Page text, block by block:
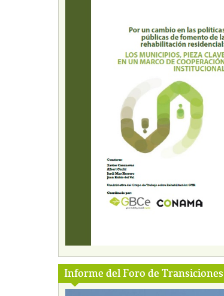
Informe del Foro de Transiciones